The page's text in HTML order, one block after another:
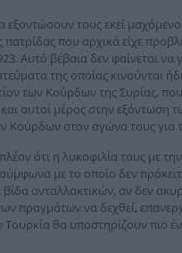
εξοντώσουν τους εκεί
πατρίδας που αρχικά είχε
Αυτό βέβαια δεν φαίνεται να
της οποίας κινούνται
των Κούρδων της Συρίας,
αυτοί μέρος στην εξόντωση
Κούρδων στον αγώνα τους για
ότι η λυκοφιλία τους με
με το οποίο δεν
βίδα ανταλλακτικών, αν δεν
πραγμάτων να δεχθεί,
Τουρκία θα υποστηρίζουν πιο